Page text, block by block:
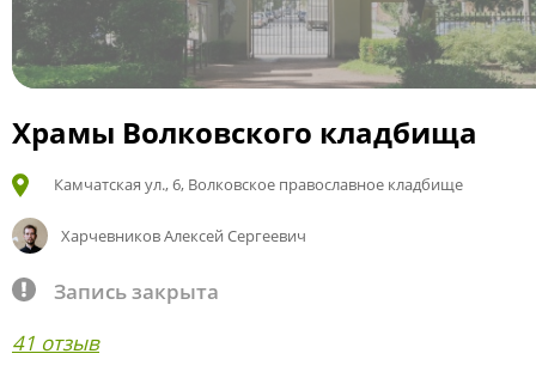
Храмы Волковского кладбища
Камчатская ул., 6, Волковское православное кладбище
Харчевников Алексей Сергеевич
Запись закрыта
41 отзыв